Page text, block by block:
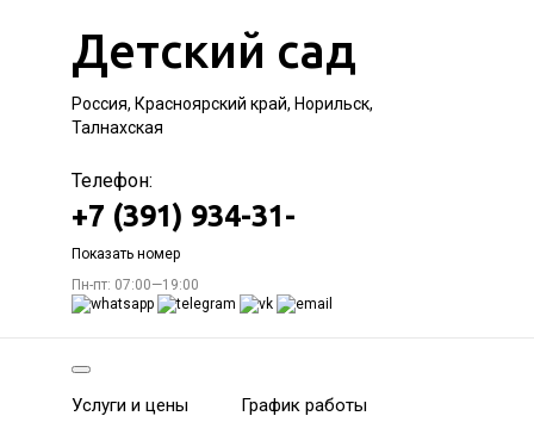
Детский сад
Россия, Красноярский край, Норильск,
Талнахская
Телефон:
+7 (391) 934-31-
Показать номер
Пн-пт: 07:00—19:00
Услуги и цены График работы